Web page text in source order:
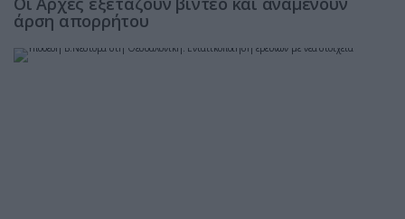
άρση απορρήτου